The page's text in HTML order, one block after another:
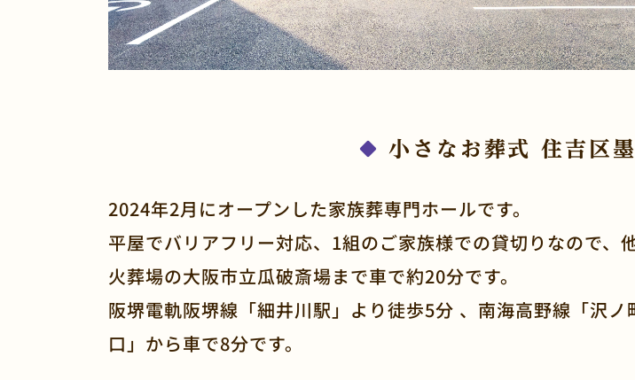
小さなお葬式 住吉区
2024年2月にオープンした家族葬専門ホールです。
平屋でバリアフリー対応、1組のご家族様での貸切りなので、
火葬場の大阪市立瓜破斎場まで車で約20分です。
阪堺電軌阪堺線「細井川駅」より徒歩5分 、南海高野線「沢
口」から車で8分です。